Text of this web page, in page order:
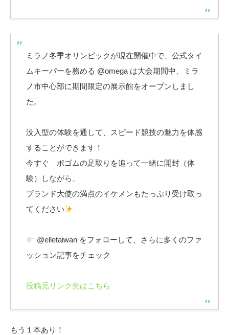
ミラノ冬季オリンピックが現在開催中で、公式タイ
ムキーパーを務める @omega は大会期間中、ミラ
ノ市中心部に期間限定の展示館をオープンしまし
た。
没入型の体験を通して、スピード競技の魅力を体感
することができます！
今すぐ ボゴムの足取りを追って一緒に開封（体
験）しながら、
ブランド大使の満点のイケメンもたっぷり受け取っ
てください
@elletaiwan をフォローして、さらに多くのファ
ッション記事をチェック
投稿元リンク先はこちら
もう１本あり！